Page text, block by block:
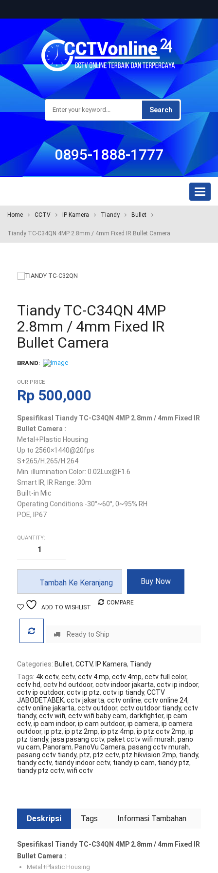
Search
0895-1888-1777
Home CCTV IP Kamera Tiandy Bullet
Tiandy TC-C34QN 4MP 2.8mm / 4mm Fixed IR Bullet Camera
Tiandy TC-C34QN 4MP
2.8mm / 4mm Fixed IR
Bullet Camera
BRAND:
OUR PRICE
Rp 500,000
SpesifikasI Tiandy TC-C34QN 4MP 2.8mm / 4mm Fixed IR
Bullet Camera :
Metal+Plastic Housing
Up to 2560×1440@20fps
S+265/H.265/H.264
Min. illumination Color: 0.02Lux@F1.6
Smart IR, IR Range: 30m
Built-in Mic
Operating Conditions -30°~60°, 0~95% RH
POE, IP67
QUANTITY:
Tiandy
2.8mm
4mm
Fixed
IR
Tambah Ke Keranjang Buy Now
ADD TO WISHLIST
COMPARE
Ready to Ship
Categories: Bullet, CCTV, IP Kamera, Tiandy
Tags: 4k cctv, cctv, cctv 4 mp, cctv 4mp, cctv full color,
cctv hd, cctv hd outdoor, cctv indoor jakarta, cctv ip indoor,
cctv ip outdoor, cctv ip ptz, cctv ip tiandy, CCTV
JABODETABEK, cctv jakarta, cctv online, cctv online 24,
cctv online jakarta, cctv outdoor, cctv outdoor tiandy, cctv
tiandy, cctv wifi, cctv wifi baby cam, darkfighter, ip cam
cctv, ip cam indoor, ip cam outdoor, ip camera, ip camera
outdoor, ip ptz, ip ptz 2mp, ip ptz 4mp, ip ptz cctv 2mp, ip
ptz tiandy, jasa pasang cctv, paket cctv wifi murah, pano
vu cam, Panoram, PanoVu Camera, pasang cctv murah,
pasang cctv tiandy, ptz, ptz cctv, ptz hikvision 2mp, tiandy,
tiandy cctv, tiandy indoor cctv, tiandy ip cam, tiandy ptz,
tiandy ptz cctv, wifi cctv
Deskripsi Tags Informasi Tambahan
SpesifikasI Tiandy TC-C34QN 4MP 2.8mm / 4mm Fixed IR
Bullet Camera :
Metal+Plastic Housing